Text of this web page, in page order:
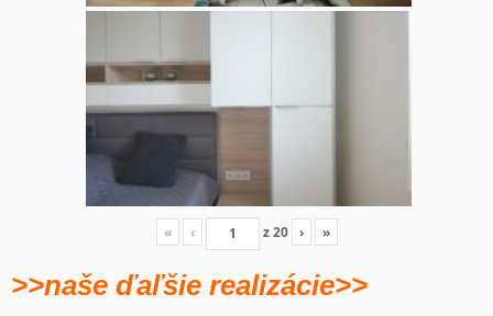
« ‹ z20 › »
>>naše ďaľšie realizácie>>